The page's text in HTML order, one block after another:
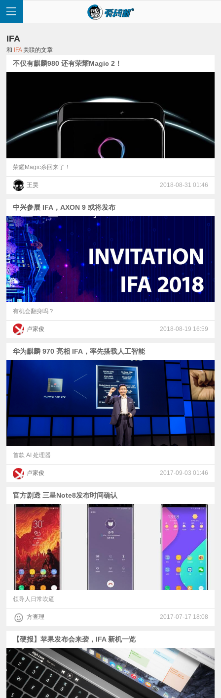
快
讯
评
视
频
科
普
验
专
题
IFA
和 IFA关联的文章
不仅有麒麟980 还有荣耀Magic 2！
荣耀Magic杀回来了！
王昊 2018-08-31 01:46
中兴参展 IFA，AXON 9 或将发布
有机会翻身吗？
卢家俊 2018-08-19 16:59
华为麒麟 970 亮相 IFA，率先搭载人工智能
首款 AI 处理器
卢家俊 2017-09-03 01:46
官方剧透 三星Note8发布时间确认
领导人日常吹逼
方查理 2017-07-17 18:08
【硬报】苹果发布会来袭，IFA 新机一览